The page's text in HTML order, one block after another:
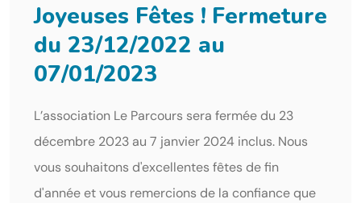
Joyeuses Fêtes ! Fermeture
du 23/12/2022 au
07/01/2023
L’association Le Parcours sera fermée du 23
décembre 2023 au 7 janvier 2024 inclus. Nous
vous souhaitons d'excellentes fêtes de fin
d'année et vous remercions de la confiance que